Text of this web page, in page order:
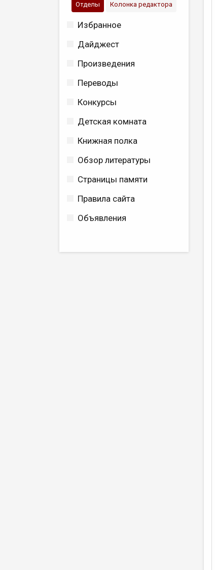
Отделы Колонка редактора
Избранное
Дайджест
Произведения
Переводы
Конкурсы
Детская комната
Книжная полка
Обзор литературы
Страницы памяти
Правила сайта
Объявления